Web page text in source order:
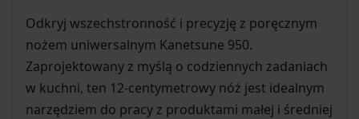
Odkryj wszechstronność i precyzję z poręcznym
nożem uniwersalnym Kanetsune 950.
Zaprojektowany z myślą o codziennych zadaniach
w kuchni, ten 12-centymetrowy nóż jest idealnym
narzędziem do pracy z produktami małej i średniej